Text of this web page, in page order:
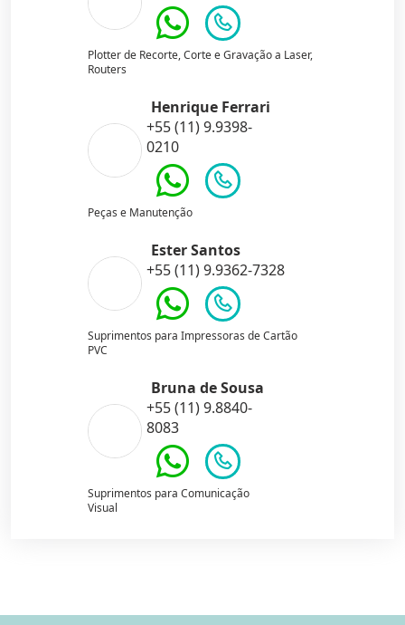
Plotter de Recorte, Corte e Gravação a Laser,
Routers
Henrique Ferrari
+55 (11) 9.9398-
0210
Peças e Manutenção
Ester Santos
+55 (11) 9.9362-7328
Suprimentos para Impressoras de Cartão
PVC
Bruna de Sousa
+55 (11) 9.8840-
8083
Suprimentos para Comunicação
Visual